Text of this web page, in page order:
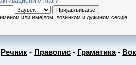
или имејлом, лозинком и дужином сесије
Речник - Правопис - Граматика-